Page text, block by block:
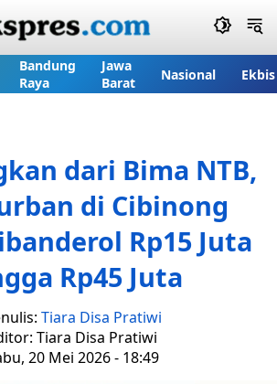
Bandung
Raya
Jawa
Barat
Nasional Ekbis
dari Bima NTB,
di Cibinong
Rp15 Juta
Rp45 Juta
Tiara Disa Pratiwi
Tiara Disa Pratiwi
20 Mei 2026 - 18:49